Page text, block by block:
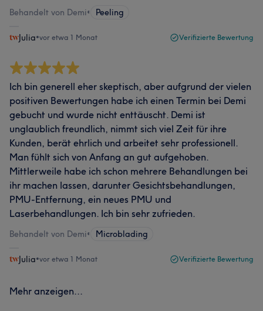
Behandelt von Demi• Peeling
Julia•vor etwa 1 Monat Verifizierte Bewertung
Ich bin generell eher skeptisch, aber aufgrund der vielen
positiven Bewertungen habe ich einen Termin bei Demi
gebucht und wurde nicht enttäuscht. Demi ist
unglaublich freundlich, nimmt sich viel Zeit für ihre
Kunden, berät ehrlich und arbeitet sehr professionell.
Man fühlt sich von Anfang an gut aufgehoben.
Mittlerweile habe ich schon mehrere Behandlungen bei
ihr machen lassen, darunter Gesichtsbehandlungen,
PMU-Entfernung, ein neues PMU und
Laserbehandlungen. Ich bin sehr zufrieden.
Behandelt von Demi• Microblading
Julia•vor etwa 1 Monat Verifizierte Bewertung
Mehr anzeigen...